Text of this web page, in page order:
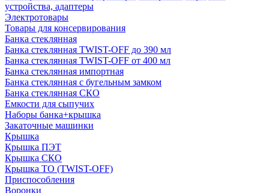
устройства, адаптеры
Электротовары
Товары для консервирования
Банка стеклянная
Банка стеклянная TWIST-OFF до 390 мл
Банка стеклянная TWIST-OFF от 400 мл
Банка стеклянная импортная
Банка стеклянная с бугельным замком
Банка стеклянная СКО
Емкости для сыпучих
Наборы банка+крышка
Закаточные машинки
Крышка
Крышка ПЭТ
Крышка СКО
Крышка ТО (TWIST-OFF)
Приспособления
Воронки